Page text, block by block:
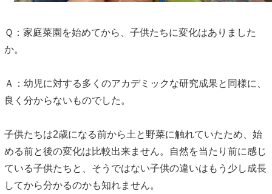
Ｑ：家庭菜園を始めてから、子供たちに変化はありました
か。
Ａ：幼児に対する多くのアカデミックな研究成果と同様に、
良く分からないものでした。
子供たちは2歳になる前から土と野菜に触れていたため、始
める前と後の変化は比較出来ません。自然を当たり前に感じ
ている子供たちと、そうではない子供の違いはもう少し成長
してから分かるのかも知れません。